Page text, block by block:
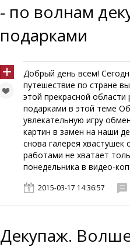
- по волнам
подарками
Добрый день всем!
путешествие по стране
этой прекрасной
подарками в этой теме
увлекательную игру
картин в замен на наши
снова галерея
работами не хватает
понедельника в видео-
2015-03-17 14:36:57
Декупаж.